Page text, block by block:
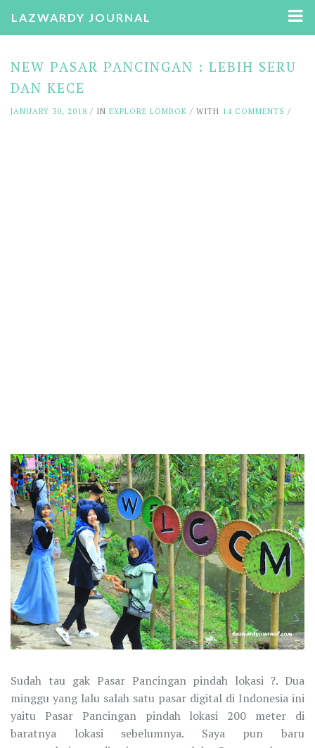
LAZWARDY JOURNAL
NEW PASAR PANCINGAN : LEBIH SERU
DAN KECE
JANUARY 30, 2018 / IN EXPLORE LOMBOK / WITH 14 COMMENTS /
Sudah tau gak Pasar Pancingan pindah lokasi ?. Dua
minggu yang lalu salah satu pasar digital di Indonesia ini
yaitu Pasar Pancingan pindah lokasi 200 meter di
baratnya lokasi sebelumnya. Saya pun baru